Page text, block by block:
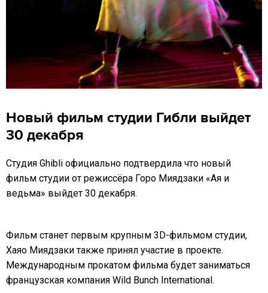
Новый фильм студии Гибли выйдет
30 декабря
Студия Ghibli официально подтвердила что новый
фильм студии от режиссёра Горо Миядзаки «Ая и
ведьма» выйдет 30 декабря.
Фильм станет первым крупным 3D-фильмом студии,
Хаяо Миядзаки также принял участие в проекте.
Международным прокатом фильма будет заниматься
французская компания Wild Bunch International.